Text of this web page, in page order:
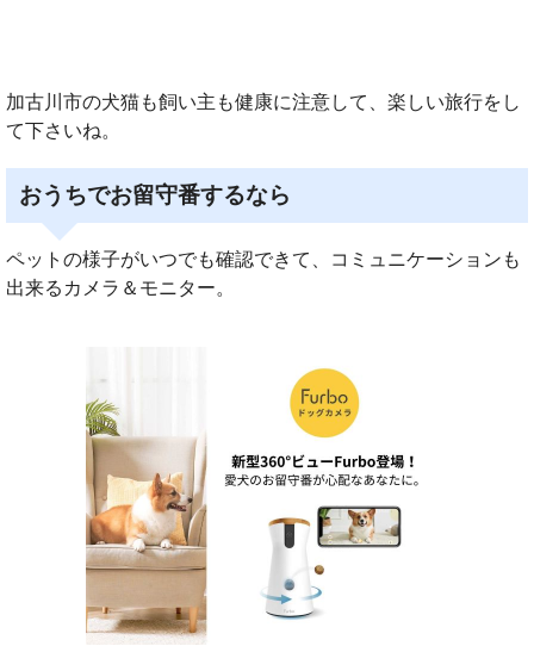
加古川市の犬猫も飼い主も健康に注意して、楽しい旅行をし
て下さいね。
おうちでお留守番するなら
ペットの様子がいつでも確認できて、コミュニケーションも
出来るカメラ＆モニター。